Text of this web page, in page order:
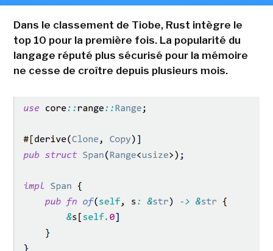
Dans le classement de Tiobe, Rust intègre le
top 10 pour la première fois. La popularité du
langage réputé plus sécurisé pour la mémoire
ne cesse de croître depuis plusieurs mois.